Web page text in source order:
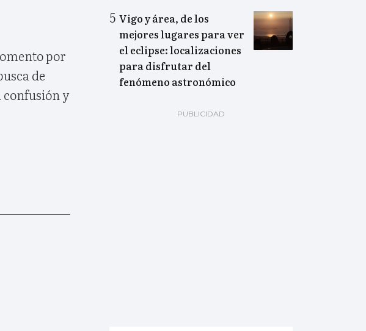
por
de
confusión y
Vigo y área, de los
mejores lugares para ver
el eclipse: localizaciones
para disfrutar del
fenómeno astronómico